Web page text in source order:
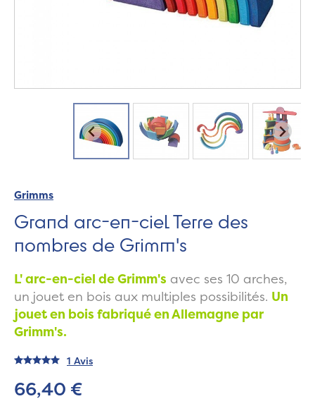
Grimms
Grand arc-en-ciel Terre des
nombres de Grimm's
L' arc-en-ciel de Grimm's avec ses 10 arches,
un jouet en bois aux multiples possibilités. Un
jouet en bois fabriqué en Allemagne par
Grimm's.
1 Avis
66,40 €